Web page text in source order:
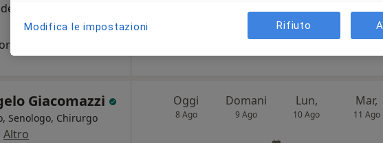
Giacomazzi
Senologo, Chirurgo
Altro
Oggi
8 Ago
Domani
9 Ago
Lun,
10 Ago
Mar,
11 Ago
Modifica le impostazioni Rifiuto